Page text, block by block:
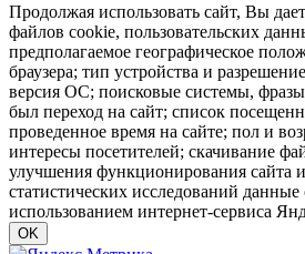
Продолжая использовать сайт, Вы
файлов cookie, пользовательских
предполагаемое географическое
браузера; тип устройства и
версия ОС; поисковые системы,
был переход на сайт; список
проведенное время на сайте; пол и
интересы посетителей; скачивание
улучшения функционирования сайта
статистических исследований
использованием интернет-сервиса
OK